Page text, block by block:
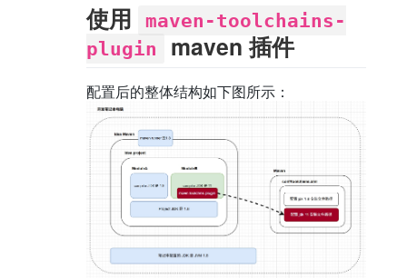
使用
maven-toolchains-
plugin
maven 插件
配置后的整体结构如下图所示：